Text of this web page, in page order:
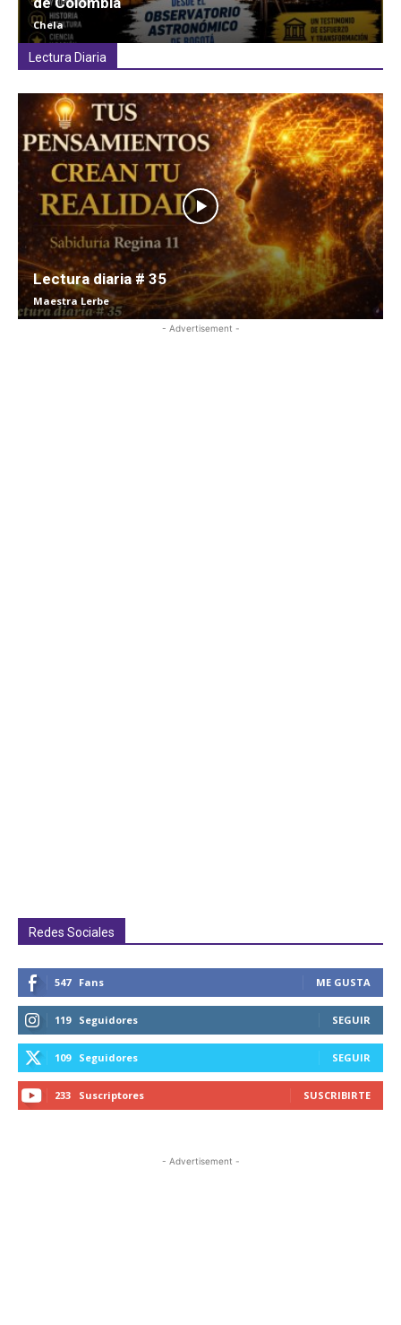
Chela
Lectura Diaria
Lectura diaria # 35
Maestra Lerbe
- Advertisement -
Redes Sociales
547 Fans ME GUSTA
119 Seguidores SEGUIR
109 Seguidores SEGUIR
233 Suscriptores SUSCRIBIRTE
- Advertisement -